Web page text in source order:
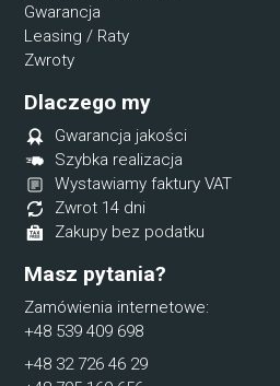
Gwarancja
Leasing / Raty
Zwroty
Dlaczego my
Gwarancja jakości
Szybka realizacja
Wystawiamy faktury VAT
Zwrot 14 dni
Zakupy bez podatku
Masz pytania?
Zamówienia internetowe:
+48 539 409 698
+48 32 726 46 29